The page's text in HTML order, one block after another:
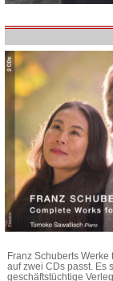
Franz Schuberts
auf zwei CDs passt. Es
geschäftstüchtige